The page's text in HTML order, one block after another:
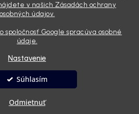
v našich Zásadách ochrany
osobných údajov.
spoločnosť Google spracúva osobné
údaje.
Nastavenie
Odmietnuť
Súhlasím
slnko sa oprie do laku a vy namiesto
zaschnuté kvapky a kolesá čierne od
Nič nepoka...
Vytvoril Shoptet
nastavenie cookies